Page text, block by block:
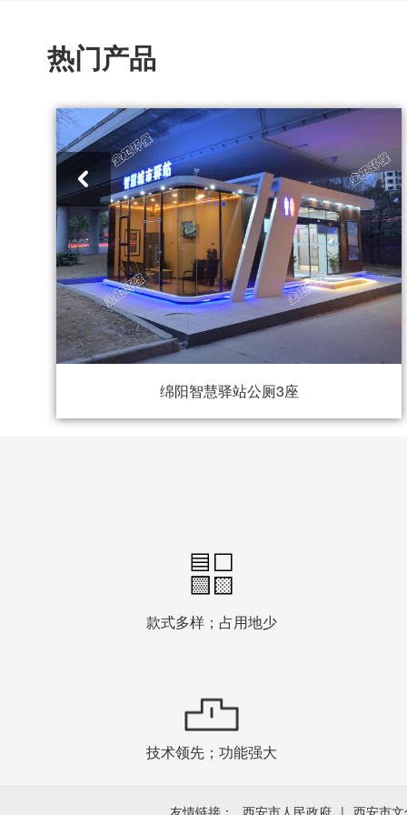
热门产品
绵阳智慧驿站公厕3座
款式多样；占用地少
技术领先；功能强大